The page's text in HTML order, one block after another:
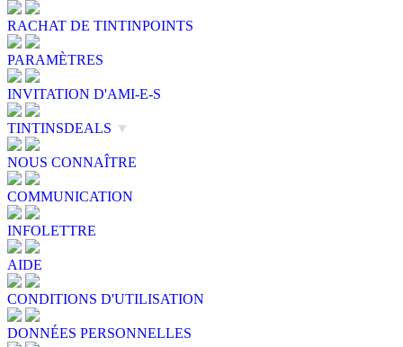
RACHAT DE TINTINPOINTS
PARAMÈTRES
INVITATION D'AMI-E-S
TINTINSDEALS ▼
NOUS CONNAÎTRE
COMMUNICATION
INFOLETTRE
AIDE
CONDITIONS D'UTILISATION
DONNÉES PERSONNELLES